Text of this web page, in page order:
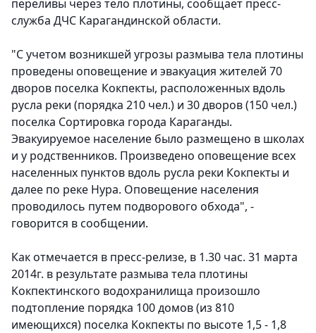
переливы через тело плотины, сообщает пресс-
служба ДЧС Карагандинской области.
"С учетом возникшей угрозы размыва тела плотины
проведены оповещение и эвакуация жителей 70
дворов поселка Кокпекты, расположенных вдоль
русла реки (порядка 210 чел.) и 30 дворов (150 чел.)
поселка Сортировка города Караганды.
Эвакуируемое население было размещено в школах
и у родственников. Произведено оповещение всех
населенных пунктов вдоль русла реки Кокпекты и
далее по реке Нура. Оповещение населения
проводилось путем подворового обхода", -
говорится в сообщении.
Как отмечается в пресс-релизе, в 1.30 час. 31 марта
2014г. в результате размыва тела плотины
Кокпектинского водохранилища произошло
подтопление порядка 100 домов (из 810
имеющихся) поселка Кокпекты по высоте 1,5 - 1,8